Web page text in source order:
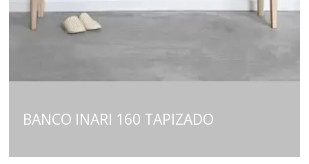
BANCO INARI 160 TAPIZADO